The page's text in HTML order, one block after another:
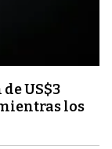
US$3
los